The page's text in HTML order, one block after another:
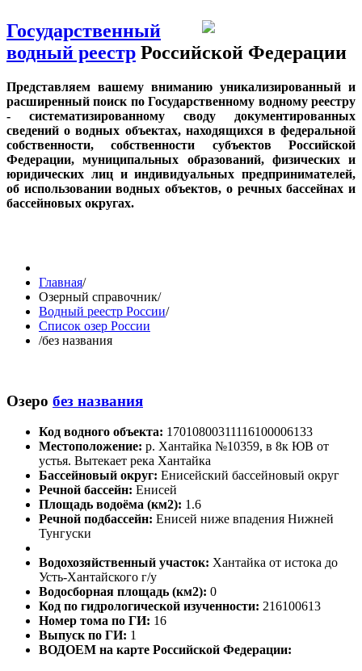
Государственный
водный реестр Российской Федерации
Представляем вашему вниманию уникализированный и
расширенный поиск по Государственному водному реестру
- систематизированному своду документированных
сведений о водных объектах, находящихся в федеральной
собственности, собственности субъектов Российской
Федерации, муниципальных образований, физических и
юридических лиц и индивидуальных предпринимателей,
об использовании водных объектов, о речных бассейнах и
бассейновых округах.
Главная/
Озерный справочник/
Водный реестр России/
Список озер России
/без названия
Озеро без названия
Код водного объекта: 17010800311116100006133
Местоположение: р. Хантайка №10359, в 8к ЮВ от
устья. Вытекает река Хантайка
Бассейновый округ: Енисейский бассейновый округ
Речной бассейн: Енисей
Площадь водоёма (км2): 1.6
Речной подбассейн: Енисей ниже впадения Нижней
Тунгуски
Водохозяйственный участок: Хантайка от истока до
Усть-Хантайского г/у
Водосборная площадь (км2): 0
Код по гидрологической изученности: 216100613
Номер тома по ГИ: 16
Выпуск по ГИ: 1
ВОДОЕМ на карте Российской Федерации: